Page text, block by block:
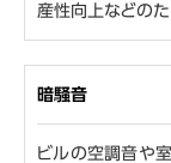
産性向上などの
暗騒音
ビルの空調音や